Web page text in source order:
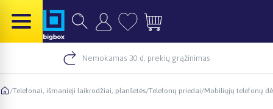
Nemokamas 30 d. prekių grąžinimas
/Telefonai, išmanieji laikrodžiai, planšetės/Telefonų priedai/Mobiliųjų telefonų